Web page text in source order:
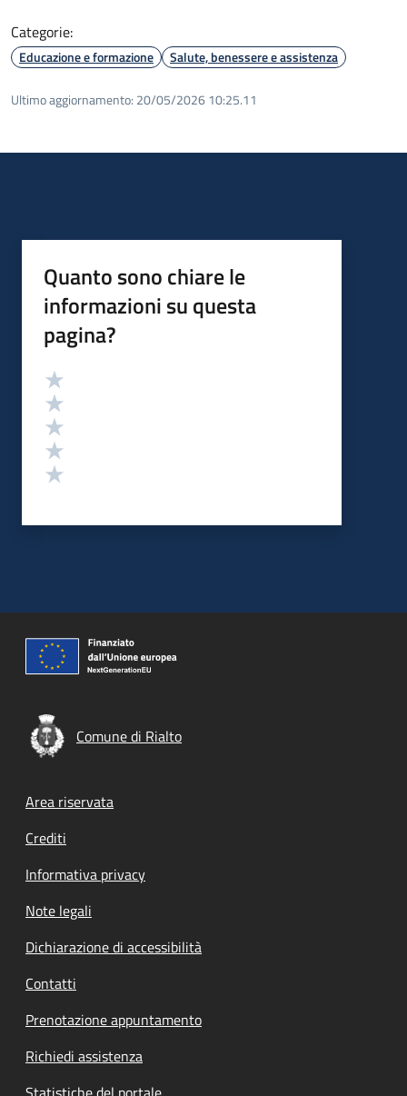
Categorie:
Educazione e formazione Salute, benessere e assistenza
Ultimo aggiornamento: 20/05/2026 10:25.11
Quanto sono chiare le
informazioni su questa
pagina?
Valutazione
Comune di Rialto
Footer menu
Area riservata
Crediti
Informativa privacy
Note legali
Dichiarazione di accessibilità
Contatti
Prenotazione appuntamento
Richiedi assistenza